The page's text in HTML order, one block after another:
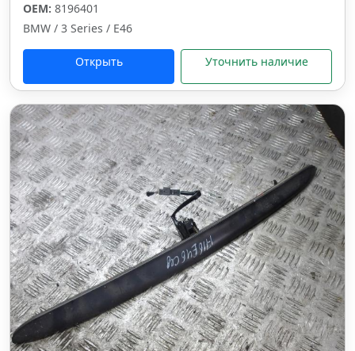
OEM: 8196401
BMW / 3 Series / E46
Открыть Уточнить наличие